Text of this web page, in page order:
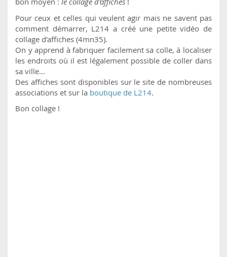
Pour ceux et celles qui veulent agir mais ne savent pas
comment démarrer, L214 a créé une petite vidéo de
collage d'affiches (4mn35).
On y apprend à fabriquer facilement sa colle, à localiser
les endroits où il est légalement possible de coller dans
sa ville...
Des affiches sont disponibles sur le site de nombreuses
associations et sur la boutique de L214.
Bon collage !